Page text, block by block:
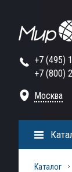
+7 (495)
+7 (800)
Москва
Каталог